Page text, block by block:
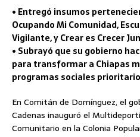
• Entregó insumos
Ocupando Mi Comunidad,
Vigilante, y Crear es Crecer
• Subrayó que su gobierno
para transformar a Chiapas
programas sociales
En Comitán de Domínguez, el
Cadenas inauguró el
Comunitario en la Colonia